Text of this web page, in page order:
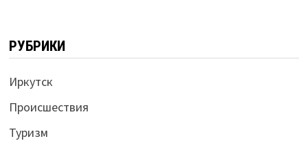
РУБРИКИ
Иркутск
Происшествия
Туризм